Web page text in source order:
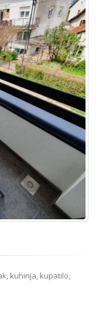
kuhinja, kupatilo,